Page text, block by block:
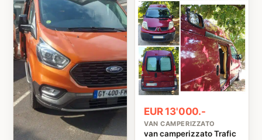
EUR 13'000.-
VAN CAMPERIZZATO
van camperizzato Trafic